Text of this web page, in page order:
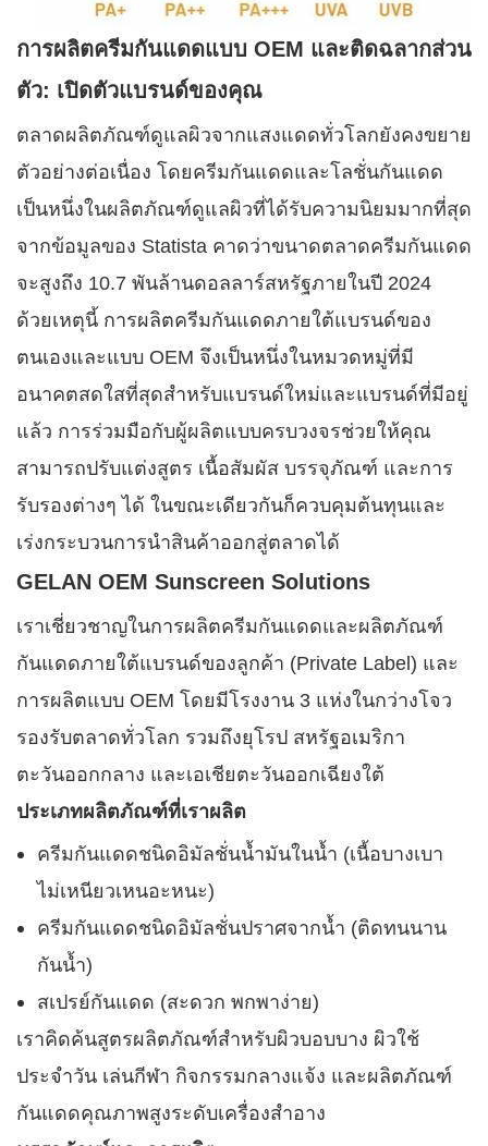
การผลิตครีมกันแดดแบบ OEM และติดฉลากส่วน
ตัว: เปิดตัวแบรนด์ของคุณ
ตลาดผลิตภัณฑ์ดูแลผิวจากแสงแดดทั่วโลกยังคงขยาย
ตัวอย่างต่อเนื่อง โดยครีมกันแดดและโลชั่นกันแดด
เป็นหนึ่งในผลิตภัณฑ์ดูแลผิวที่ได้รับความนิยมมากที่สุด
จากข้อมูลของ Statista คาดว่าขนาดตลาดครีมกันแดด
จะสูงถึง 10.7 พันล้านดอลลาร์สหรัฐภายในปี 2024
ด้วยเหตุนี้ การผลิตครีมกันแดดภายใต้แบรนด์ของ
ตนเองและแบบ OEM จึงเป็นหนึ่งในหมวดหมู่ที่มี
อนาคตสดใสที่สุดสำหรับแบรนด์ใหม่และแบรนด์ที่มีอยู่
แล้ว การร่วมมือกับผู้ผลิตแบบครบวงจรช่วยให้คุณ
สามารถปรับแต่งสูตร เนื้อสัมผัส บรรจุภัณฑ์ และการ
รับรองต่างๆ ได้ ในขณะเดียวกันก็ควบคุมต้นทุนและ
เร่งกระบวนการนำสินค้าออกสู่ตลาดได้
GELAN OEM Sunscreen Solutions
เราเชี่ยวชาญในการผลิตครีมกันแดดและผลิตภัณฑ์
กันแดดภายใต้แบรนด์ของลูกค้า (Private Label) และ
การผลิตแบบ OEM โดยมีโรงงาน 3 แห่งในกว่างโจว
รองรับตลาดทั่วโลก รวมถึงยุโรป สหรัฐอเมริกา
ตะวันออกกลาง และเอเชียตะวันออกเฉียงใต้
ประเภทผลิตภัณฑ์ที่เราผลิต
ครีมกันแดดชนิดอิมัลชั่นน้ำมันในน้ำ (เนื้อบางเบา
ไม่เหนียวเหนอะหนะ)
ครีมกันแดดชนิดอิมัลชั่นปราศจากน้ำ (ติดทนนาน
กันน้ำ)
สเปรย์กันแดด (สะดวก พกพาง่าย)
เราคิดค้นสูตรผลิตภัณฑ์สำหรับผิวบอบบาง ผิวใช้
ประจำวัน เล่นกีฬา กิจกรรมกลางแจ้ง และผลิตภัณฑ์
กันแดดคุณภาพสูงระดับเครื่องสำอาง